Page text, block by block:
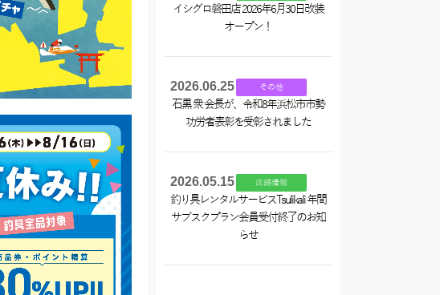
イシグロ磐田店 2026年6月30日改装
オープン！
2026.06.25 その他
石黒 衆 会長が、令和8年浜松市市勢
功労者表彰を受彰されました
2026.05.15 店舗情報
釣り具レンタルサービスTsulikali 年間
サブスクプラン会員受付終了のお知
らせ